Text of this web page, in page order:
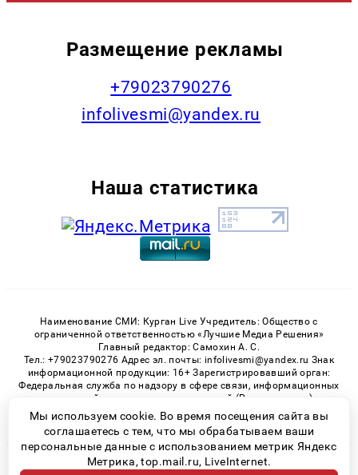
Размещение рекламы
+79023790276
infolivesmi@yandex.ru
Наша статистика
Наименование СМИ: Курган Live Учредитель: Общество с
ограниченной ответственностью «Лучшие Медиа Решения»
Главный редактор: Самохин А. С.
Тел.: +79023790276 Адрес эл. почты: infolivesmi@yandex.ru Знак
информационной продукции: 16+ Зарегистрировавший орган:
Федеральная служба по надзору в сфере связи, информационных
технологий и массовых коммуникаций (Роскомнадзор)
Регистрационный номер СМИ ЭЛ № ФС 77 - 82535 от 21.01.2022
© 2026 «Kurgan-Live» | Все права защищены
Мы используем cookie. Во время посещения сайта вы
соглашаетесь с тем, что мы обрабатываем ваши
персональные данные с использованием метрик Яндекс
Метрика, top.mail.ru, LiveInternet.